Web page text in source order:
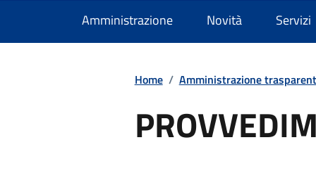
Amministrazione Novità Servizi
Home / Amministrazione